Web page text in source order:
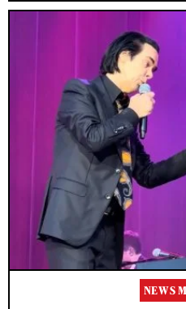
NEWS